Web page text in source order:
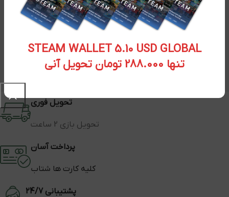
STEAM WALLET 5.10 USD GLOBAL
تنها 288.000 تومان تحویل آنی
تحویل فوری
تحویل بازی 2 ساعت
پرداخت آسان
کلیه کارت ها شتاب
پشتیبانی 24/7